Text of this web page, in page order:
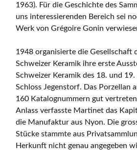
1963). Für die Geschichte des
uns interessierenden Bereich sei
Werk von Grégoire Gonin
1948 organisierte die Gesellschaft
Schweizer Keramik ihre erste
Schweizer Keramik des 18. und
Schloss Jegenstorf. Das Porzellan
160 Katalognummern gut
Anlass verfasste Martinet das
die Manufaktur aus Nyon. Die
Stücke stammte aus
Herkunft nicht genau angegeben